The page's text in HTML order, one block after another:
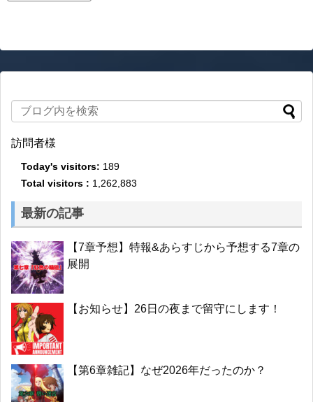
訪問者様
Today's visitors: 189
Total visitors : 1,262,883
最新の記事
【7章予想】特報&あらすじから予想する7章の
展開
【お知らせ】26日の夜まで留守にします！
【第6章雑記】なぜ2026年だったのか？